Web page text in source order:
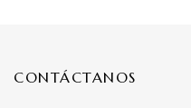
CONTÁCTANOS